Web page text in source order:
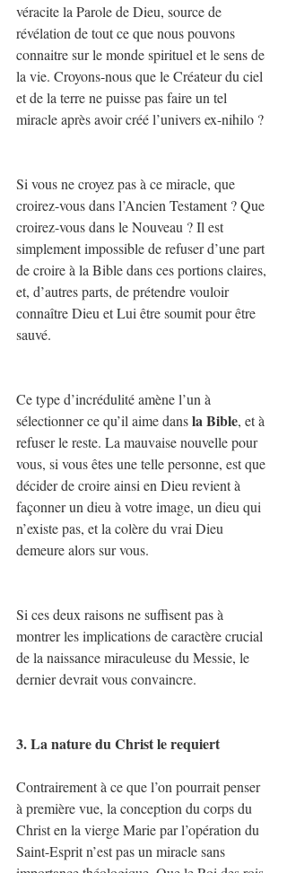
véracite la Parole de Dieu, source de
révélation de tout ce que nous pouvons
connaitre sur le monde spirituel et le sens de
la vie. Croyons-nous que le Créateur du ciel
et de la terre ne puisse pas faire un tel
miracle après avoir créé l’univers ex-nihilo ?
Si vous ne croyez pas à ce miracle, que
croirez-vous dans l’Ancien Testament ? Que
croirez-vous dans le Nouveau ? Il est
simplement impossible de refuser d’une part
de croire à la Bible dans ces portions claires,
et, d’autres parts, de prétendre vouloir
connaître Dieu et Lui être soumit pour être
sauvé.
Ce type d’incrédulité amène l’un à
sélectionner ce qu’il aime dans la Bible, et à
refuser le reste. La mauvaise nouvelle pour
vous, si vous êtes une telle personne, est que
décider de croire ainsi en Dieu revient à
façonner un dieu à votre image, un dieu qui
n’existe pas, et la colère du vrai Dieu
demeure alors sur vous.
Si ces deux raisons ne suffisent pas à
montrer les implications de caractère crucial
de la naissance miraculeuse du Messie, le
dernier devrait vous convaincre.
3. La nature du Christ le requiert
Contrairement à ce que l’on pourrait penser
à première vue, la conception du corps du
Christ en la vierge Marie par l’opération du
Saint-Esprit n’est pas un miracle sans